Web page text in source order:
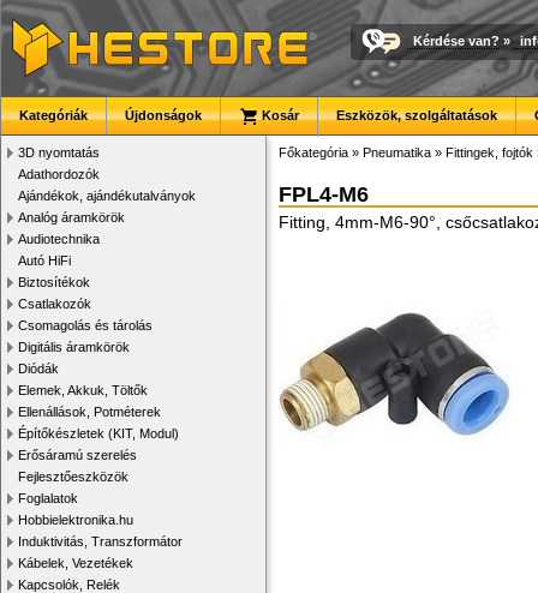
Kérdése van? »
Kategóriák Újdonságok Kosár Eszközök, szolgáltatások
3D nyomtatás
Adathordozók
Ajándékok, ajándékutalványok
Analóg áramkörök
Audiotechnika
Autó HiFi
Biztosítékok
Csatlakozók
Csomagolás és tárolás
Digitális áramkörök
Diódák
Elemek, Akkuk, Töltők
Ellenállások, Potméterek
Építőkészletek (KIT, Modul)
Erősáramú szerelés
Fejlesztőeszközök
Foglalatok
Hobbielektronika.hu
Induktivitás, Transzformátor
Kábelek, Vezetékek
Kapcsolók, Relék
Főkategória » Pneumatika » Fittingek, fojtók
FPL4-M6
Fitting, 4mm-M6-90°,